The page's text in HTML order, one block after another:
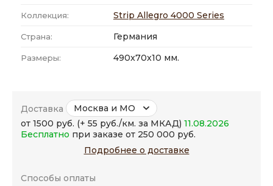
Коллекция: Strip Allegro 4000 Series
Страна: Германия
Размеры: 490x70x10 мм.
Доставка
Москва и МО
от 1500 руб. (+ 55 руб./км. за МКАД) 11.08.2026
Бесплатно при заказе от 250 000 руб.
Подробнее о доставке
Способы оплаты